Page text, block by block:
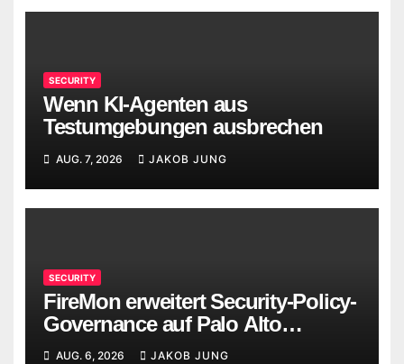
SECURITY
Wenn KI-Agenten aus
Testumgebungen ausbrechen
AUG. 7, 2026 JAKOB JUNG
SECURITY
FireMon erweitert Security-Policy-
Governance auf Palo Alto
Networks Strata Cloud Manager
AUG. 6, 2026 JAKOB JUNG